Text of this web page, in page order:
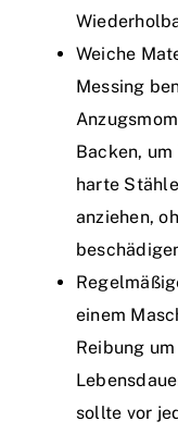
Weiche
Messing
Backen,
harte
anziehen,
einem
Reibung
sollte vor